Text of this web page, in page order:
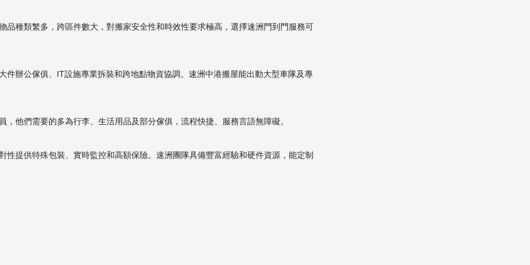
品種類繁多，跨區件數大，對搬家安全性和時效性要求極高，選擇速洲門到門服務可
件辦公傢俱、IT設施專業拆裝和跨地點物資協調。速洲中港搬屋能出動大型車隊及專
他們需要的多為行李、生活用品及部分傢俱，流程快捷、服務言語無障礙。
提供特殊包裝、實時監控和高額保險。速洲團隊具備豐富經驗和硬件資源，能定制